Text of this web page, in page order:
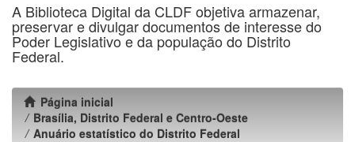
A Biblioteca Digital da CLDF objetiva armazenar,
preservar e divulgar documentos de interesse do
Poder Legislativo e da população do Distrito
Federal.
Página inicial
Brasília, Distrito Federal e Centro-Oeste
Anuário estatístico do Distrito Federal